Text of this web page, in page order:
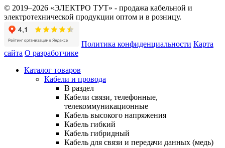
© 2019–2026 «ЭЛЕКТРО ТУТ» - продажа кабельной и
электротехнической продукции оптом и в розницу.
Политика конфиденциальности Карта
сайта О разработчике
Каталог товаров
Кабели и провода
В раздел
Кабели связи, телефонные,
телекоммуникационные
Кабель высокого напряжения
Кабель гибкий
Кабель гибридный
Кабель для связи и передачи данных (медь)